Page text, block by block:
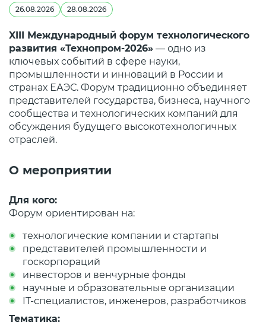
26.08.2026 28.08.2026
XIII Международный форум технологического
развития «Технопром-2026» — одно из
ключевых событий в сфере науки,
промышленности и инноваций в России и
странах ЕАЭС. Форум традиционно объединяет
представителей государства, бизнеса, научного
сообщества и технологических компаний для
обсуждения будущего высокотехнологичных
отраслей.
О мероприятии
Для кого:
Форум ориентирован на:
технологические компании и стартапы
представителей промышленности и
госкорпораций
инвесторов и венчурные фонды
научные и образовательные организации
IT-специалистов, инженеров, разработчиков
Тематика: